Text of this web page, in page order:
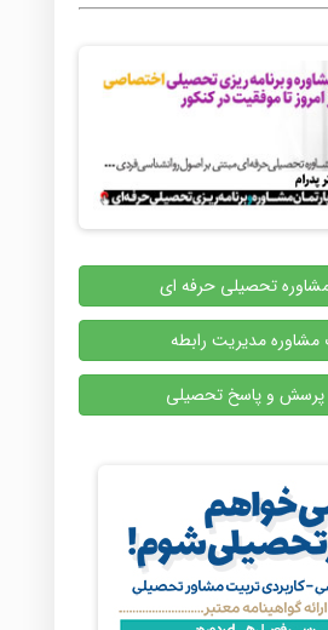
تحصیلی حرفه ای
مدیریت رابطه
و پاسخ تحصیلی